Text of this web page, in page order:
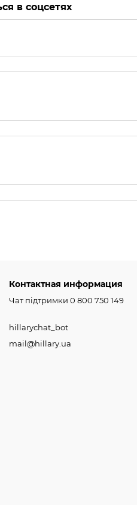
в соцсетях
Контактная информация
Чат підтримки 0 800 750 149
hillarychat_bot
mail@hillary.ua